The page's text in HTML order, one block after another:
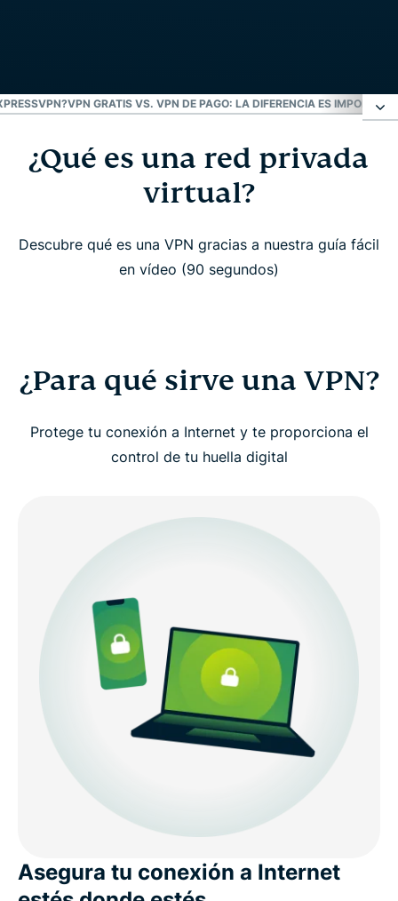
VPN GRATIS VS. VPN DE PAGO: LA DIFERENCIA ES
¿Qué es una red privada virtual?
¿Para qué sirve una VPN?
¿Quién debería usar una VPN?
¿Cómo funciona una VPN?
Tipos de VPN
¿Por qué deberías elegir ExpressVPN?
VPN gratis vs. VPN de pago: la diferencia es
importante
Utiliza ExpressVPN en todos tus dispositivos
Consigue una VPN en solo 3 pasos con
ExpressVPN
Opiniones de los usuarios sobre ExpressVPN
Preguntas frecuentes sobre las redes privadas
¿Qué es una red privada
virtual?
Descubre qué es una VPN gracias a nuestra guía fácil
en vídeo (90 segundos)
¿Para qué sirve una VPN?
Protege tu conexión a Internet y te proporciona el
control de tu huella digital
Asegura tu conexión a Internet